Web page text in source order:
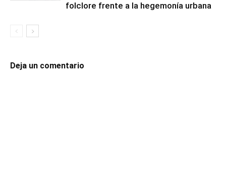
folclore frente a la hegemonía urbana
Deja un comentario